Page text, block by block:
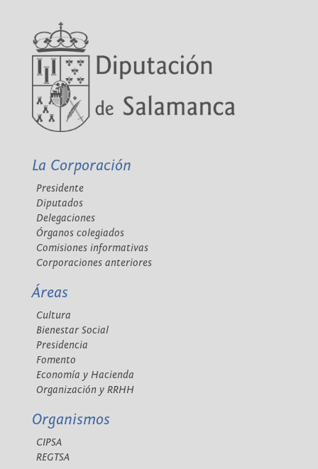
La Corporación
Presidente
Diputados
Delegaciones
Órganos colegiados
Comisiones informativas
Corporaciones anteriores
Áreas
Cultura
Bienestar Social
Presidencia
Fomento
Economía y Hacienda
Organización y RRHH
Organismos
CIPSA
REGTSA